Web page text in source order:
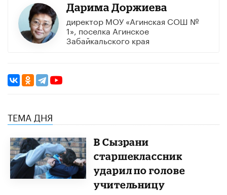
Дарима Доржиева
директор МОУ «Агинская СОШ №
1», поселка Агинское
Забайкальского края
ТЕМА ДНЯ
В Сызрани
старшеклассник
ударил по голове
учительницу